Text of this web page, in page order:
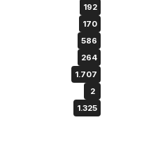
192
170
586
264
1.707
2
1.325